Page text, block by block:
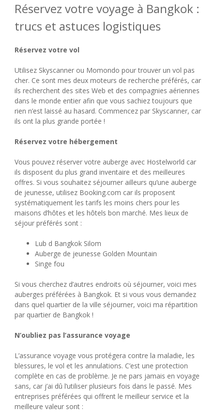
Réservez votre voyage à Bangkok :
trucs et astuces logistiques
Réservez votre vol
Utilisez Skyscanner ou Momondo pour trouver un vol pas
cher. Ce sont mes deux moteurs de recherche préférés, car
ils recherchent des sites Web et des compagnies aériennes
dans le monde entier afin que vous sachiez toujours que
rien n’est laissé au hasard. Commencez par Skyscanner, car
ils ont la plus grande portée !
Réservez votre hébergement
Vous pouvez réserver votre auberge avec Hostelworld car
ils disposent du plus grand inventaire et des meilleures
offres. Si vous souhaitez séjourner ailleurs qu’une auberge
de jeunesse, utilisez Booking.com car ils proposent
systématiquement les tarifs les moins chers pour les
maisons d’hôtes et les hôtels bon marché. Mes lieux de
séjour préférés sont :
Lub d Bangkok Silom
Auberge de jeunesse Golden Mountain
Singe fou
Si vous cherchez d’autres endroits où séjourner, voici mes
auberges préférées à Bangkok. Et si vous vous demandez
dans quel quartier de la ville séjourner, voici ma répartition
par quartier de Bangkok !
N’oubliez pas l’assurance voyage
L’assurance voyage vous protégera contre la maladie, les
blessures, le vol et les annulations. C’est une protection
complète en cas de problème. Je ne pars jamais en voyage
sans, car j’ai dû l’utiliser plusieurs fois dans le passé. Mes
entreprises préférées qui offrent le meilleur service et la
meilleure valeur sont :